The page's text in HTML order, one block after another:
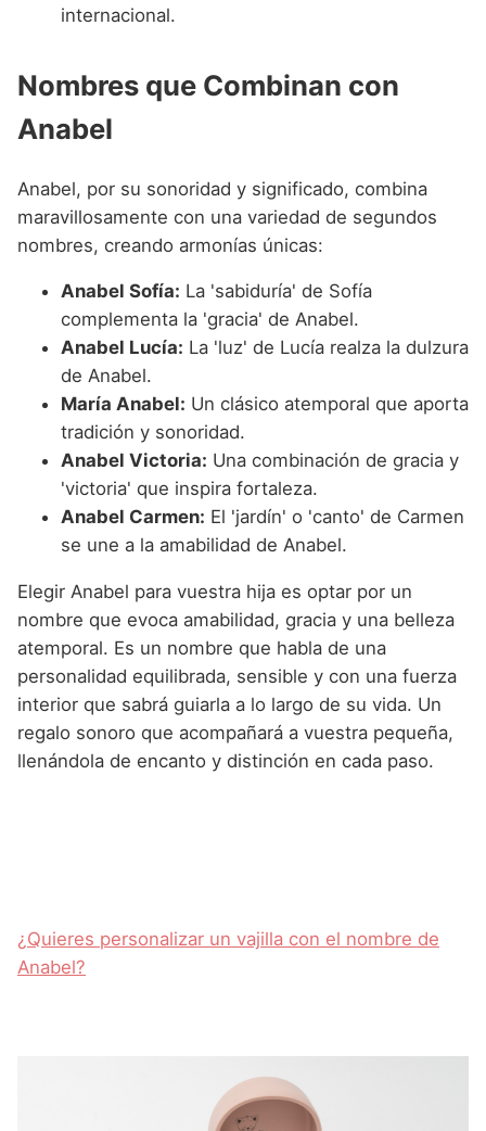
internacional.
Nombres que Combinan con
Anabel
Anabel, por su sonoridad y significado, combina
maravillosamente con una variedad de segundos
nombres, creando armonías únicas:
Anabel Sofía: La 'sabiduría' de Sofía
complementa la 'gracia' de Anabel.
Anabel Lucía: La 'luz' de Lucía realza la dulzura
de Anabel.
María Anabel: Un clásico atemporal que aporta
tradición y sonoridad.
Anabel Victoria: Una combinación de gracia y
'victoria' que inspira fortaleza.
Anabel Carmen: El 'jardín' o 'canto' de Carmen
se une a la amabilidad de Anabel.
Elegir Anabel para vuestra hija es optar por un
nombre que evoca amabilidad, gracia y una belleza
atemporal. Es un nombre que habla de una
personalidad equilibrada, sensible y con una fuerza
interior que sabrá guiarla a lo largo de su vida. Un
regalo sonoro que acompañará a vuestra pequeña,
llenándola de encanto y distinción en cada paso.
¿Quieres personalizar un vajilla con el nombre de
Anabel?